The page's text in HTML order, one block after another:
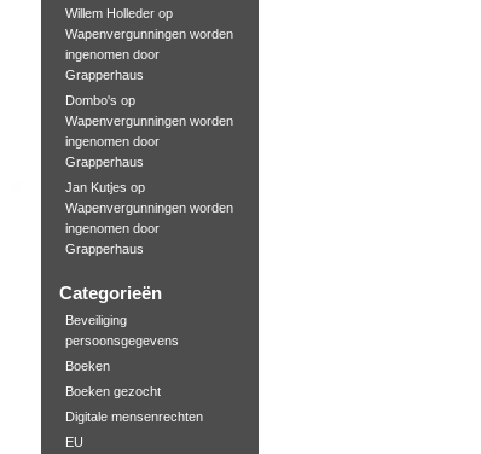
Willem Hollederop
Wapenvergunningen worden
ingenomen door
Grapperhaus
Dombo's op
Wapenvergunningen worden
ingenomen door
Grapperhaus
Jan Kutjes op
Wapenvergunningen worden
ingenomen door
Grapperhaus
Categorieën
Beveiliging
persoonsgegevens
Boeken
Boeken gezocht
Digitale mensenrechten
EU